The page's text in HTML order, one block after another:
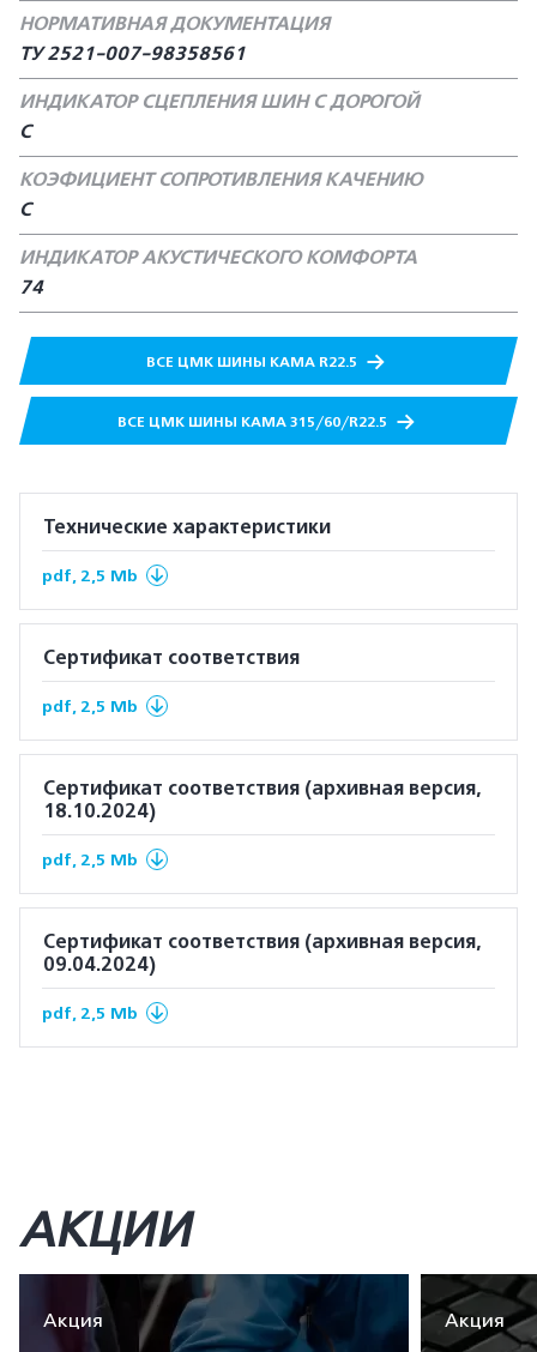
НОРМАТИВНАЯ ДОКУМЕНТАЦИЯ
ТУ 2521-007-98358561
ИНДИКАТОР СЦЕПЛЕНИЯ ШИН С ДОРОГОЙ
С
КОЭФИЦИЕНТ СОПРОТИВЛЕНИЯ КАЧЕНИЮ
С
ИНДИКАТОР АКУСТИЧЕСКОГО КОМФОРТА
74
ВСЕ ЦМК ШИНЫ КАМА R22.5
ВСЕ ЦМК ШИНЫ КАМА 315/60/R22.5
Технические характеристики
pdf, 2,5 Mb
Сертификат соответствия
pdf, 2,5 Mb
Сертификат соответствия (архивная версия,
18.10.2024)
pdf, 2,5 Mb
Сертификат соответствия (архивная версия,
09.04.2024)
pdf, 2,5 Mb
АКЦИИ
Акция Акция